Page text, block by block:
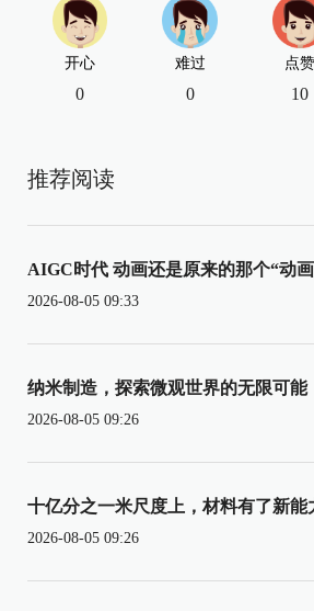
开心
0
难过
0
点赞
10
推荐阅读
AIGC时代 动画还是原来的那个“动
2026-08-05 09:33
纳米制造，探索微观世界的无限可能
2026-08-05 09:26
十亿分之一米尺度上，材料有了新能
2026-08-05 09:26